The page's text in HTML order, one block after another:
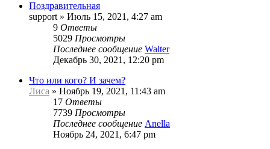
Поздравительная
support » Июль 15, 2021, 4:27 am
9 Ответы
5029 Просмотры
Последнее сообщение Walter
Декабрь 30, 2021, 12:20 pm
Что или кого? И зачем?
Лиса » Ноябрь 19, 2021, 11:43 am
17 Ответы
7739 Просмотры
Последнее сообщение Anella
Ноябрь 24, 2021, 6:47 pm